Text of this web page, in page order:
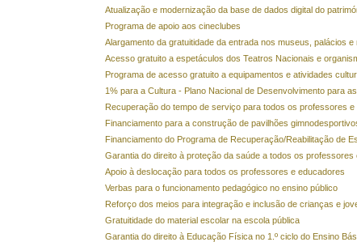
Atualização e modernização da base de dados digital do
Programa de apoio aos cineclubes
Alargamento da gratuitidade da entrada nos museus, palácios e
Acesso gratuito a espetáculos dos Teatros Nacionais e
Programa de acesso gratuito a equipamentos e atividades
1% para a Cultura - Plano Nacional de Desenvolvimento para
Recuperação do tempo de serviço para todos os professores e
Financiamento para a construção de pavilhões
Financiamento do Programa de Recuperação/Reabilitação de
Garantia do direito à proteção da saúde a todos os professores
Apoio à deslocação para todos os professores e educadores
Verbas para o funcionamento pedagógico no ensino público
Reforço dos meios para integração e inclusão de crianças e
Gratuitidade do material escolar na escola pública
Garantia do direito à Educação Física no 1.º ciclo do Ensino